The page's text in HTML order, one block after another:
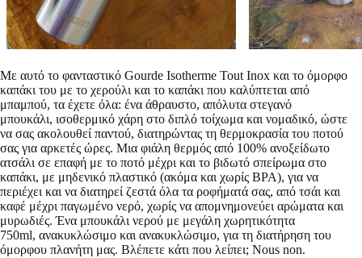
Με αυτό το φανταστικό Gourde Isotherme Tout Inox και το όμορφο
καπάκι του με το χερούλι και το καπάκι που καλύπτεται από
μπαμπού, τα έχετε όλα: ένα άθραυστο, απόλυτα στεγανό
μπουκάλι, ισοθερμικό χάρη στο διπλό τοίχωμα και νομαδικό, ώστε
να σας ακολουθεί παντού, διατηρώντας τη θερμοκρασία του ποτού
σας για αρκετές ώρες. Μια φιάλη θερμός από 100% ανοξείδωτο
ατσάλι σε επαφή με το ποτό μέχρι και το βιδωτό σπείρωμα στο
καπάκι, με μηδενικό πλαστικό (ακόμα και χωρίς BPA), για να
περιέχει και να διατηρεί ζεστά όλα τα ροφήματά σας, από τσάι και
καφέ μέχρι παγωμένο νερό, χωρίς να απομνημονεύει αρώματα και
μυρωδιές. Ένα μπουκάλι νερού με μεγάλη χωρητικότητα
750ml, ανακυκλώσιμο και ανακυκλώσιμο, για τη διατήρηση του
όμορφου πλανήτη μας. Βλέπετε κάτι που λείπει; Nous non.